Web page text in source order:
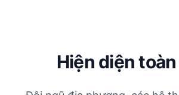
Hiện diện